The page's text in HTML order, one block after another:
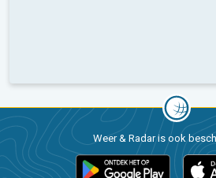
Weer & Radar is ook